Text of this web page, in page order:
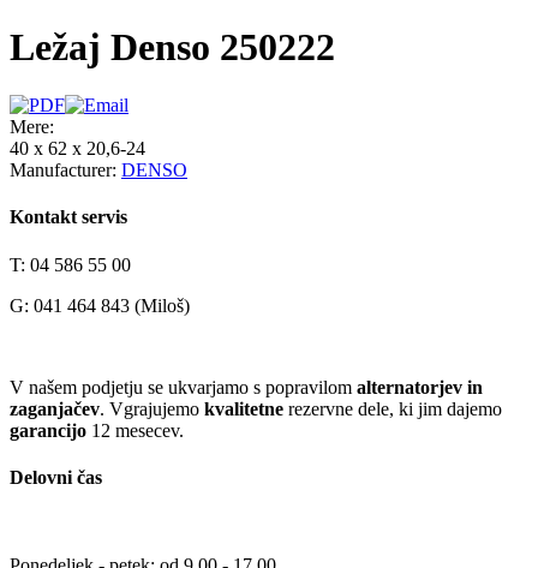
Ležaj Denso 250222
Mere:
40 x 62 x 20,6-24
Manufacturer: DENSO
Kontakt servis
T: 04 586 55 00
G: 041 464 843 (Miloš)
V našem podjetju se ukvarjamo s popravilom alternatorjev in
zaganjačev. Vgrajujemo kvalitetne rezervne dele, ki jim dajemo
garancijo 12 mesecev.
Delovni čas